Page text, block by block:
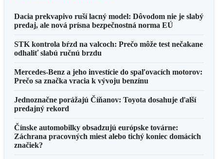
Dacia prekvapivo ruší lacný model: Dôvodom nie je slabý
predaj, ale nová prísna bezpečnostná norma EÚ
STK kontrola bŕzd na valcoch: Prečo môže test nečakane
odhaliť slabú ručnú brzdu
Mercedes-Benz a jeho investície do spaľovacích motorov:
Prečo sa značka vracia k vývoju benzínu
Jednoznačne porážajú Číňanov: Toyota dosahuje ďalší
predajný rekord
Čínske automobilky obsadzujú európske továrne:
Záchrana pracovných miest alebo tichý koniec domácich
značiek?